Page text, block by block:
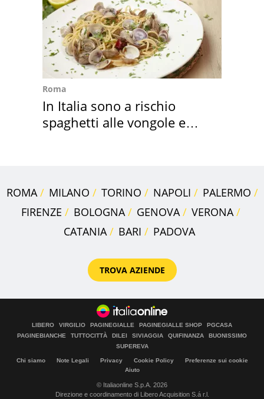
Roma
In Italia sono a rischio
spaghetti alle vongole e
ROMA MILANO TORINO NAPOLI
PALERMO
FIRENZE
BOLOGNA GENOVA
VERONA
CATANIA
BARI PADOVA
TROVA AZIENDE
LIBERO VIRGILIO PAGINEGIALLE PAGINEGIALLE SHOP
PGCASA
PAGINEBIANCHE
TUTTOCITTÀ DILEI SIVIAGGIA QUIFINANZA
BUONISSIMO
SUPEREVA
Chi siamo Note Legali Privacy Cookie Policy
Preferenze sui cookie
Aiuto
© Italiaonline S.p.A. 2026
Direzione e coordinamento di Libero Acquisition S.á r.l.